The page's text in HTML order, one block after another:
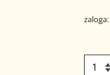
zaloga: